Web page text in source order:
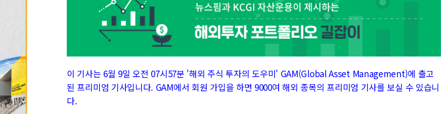
이 기사는 6월 9일 오전 07시57분 '해외 주식 투자의 도우미' GAM(Global Asset Management)에 출고
된 프리미엄 기사입니다. GAM에서 회원 가입을 하면 9000여 해외 종목의 프리미엄 기사를 보실 수 있습니
다.